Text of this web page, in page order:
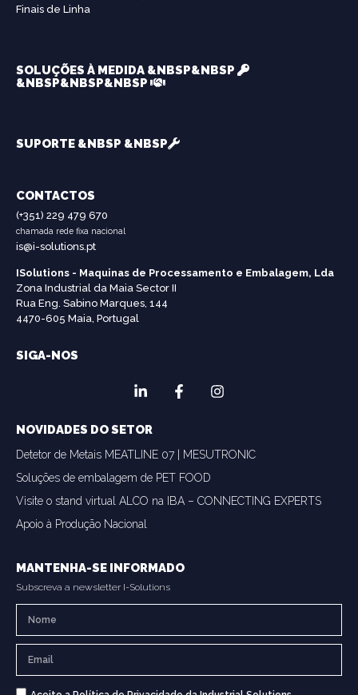
Finais de Linha
SOLUÇÕES À MEDIDA &NBSP&NBSP
&NBSP&NBSP&NBSP
SUPORTE &NBSP &NBSP
CONTACTOS
(+351) 229 479 670
chamada rede fixa nacional
is@i-solutions.pt
ISolutions - Maquinas de Processamento e Embalagem, Lda
Zona Industrial da Maia Sector II
Rua Eng. Sabino Marques, 144
4470-605 Maia, Portugal
SIGA-NOS
NOVIDADES DO SETOR
Detetor de Metais MEATLINE 07 | MESUTRONIC
Soluções de embalagem de PET FOOD
Visite o stand virtual ALCO na IBA – CONNECTING EXPERTS
Apoio à Produção Nacional
MANTENHA-SE INFORMADO
Subscreva a newsletter I-Solutions